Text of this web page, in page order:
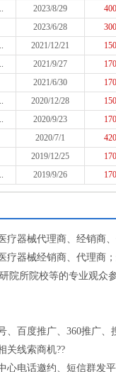
2023/8/29
2023/6/28
2021/12/21
2021/9/27
2021/6/30
2020/12/28
2020/9/23
2020/7/1
2019/12/25
2019/9/26
器械代理商、经销商
器械经销商、代理商
院所院校等的专业观众参
百度推广、360推广
关线索商机??
电话邀约、短信群发